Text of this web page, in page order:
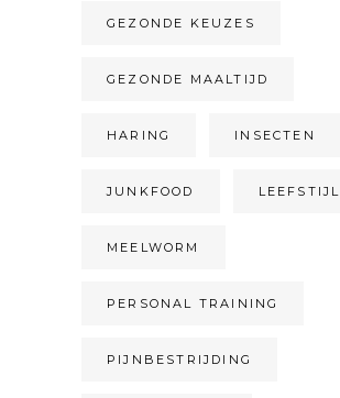
GEZONDE KEUZES
GEZONDE MAALTIJD
HARING INSECTEN
JUNKFOOD LEEFSTIJL
MEELWORM
PERSONAL TRAINING
PIJNBESTRIJDING